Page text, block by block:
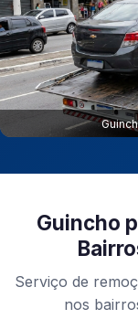
Guincho
Serviço de
nos